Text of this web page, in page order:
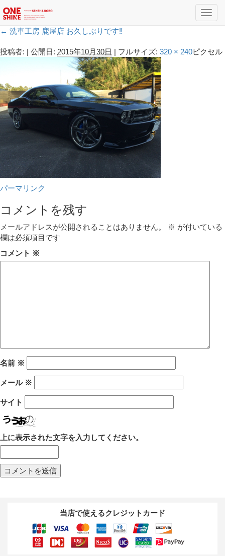
← 洗車工房 鹿屋店 お久しぶりです‼︎
投稿者: | 公開日: 2015年10月30日 | フルサイズ: 320 × 240ピクセル
パーマリンク
コメントを残す
メールアドレスが公開されることはありません。 ※ が付いている
欄は必須項目です
コメント ※
名前 ※
メール ※
サイト
上に表示された文字を入力してください。
当店で使えるクレジットカード